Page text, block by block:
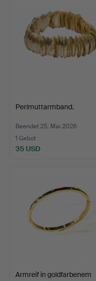
Perlmuttarmband.
Beendet 25. Mai 2026
1 Gebot
35 USD
Armreif in goldfarbenem